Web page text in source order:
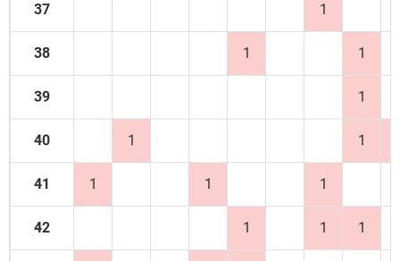
37 1
38 1 1
39 1
40 1 1
41 1 1 1
42 1 1 1